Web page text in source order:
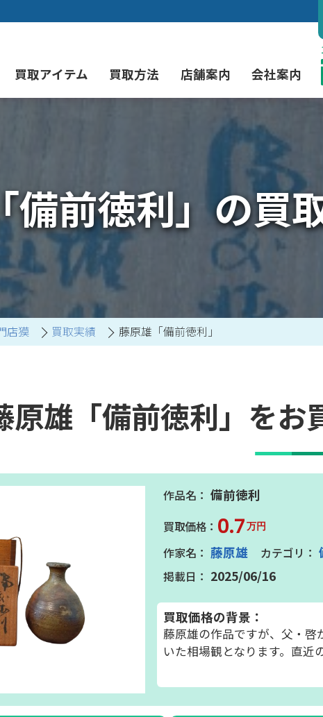
容
キ
ッ
instagram
買取アイテム
茶道具買取
彫刻・ブロンズ買取
工芸品買取
買取方法
出張買取（無料）
業者間オークション出品代
店舗案内 会社案内
備前徳利」の買
店獏 買取実績 藤原雄「備前徳利」
原雄「備前徳利」をお
備前徳利
0.7万円
藤原雄
2025/06/16
買取価格の背景：
藤原雄の作品ですが、父・啓
いた相場観となります。直近